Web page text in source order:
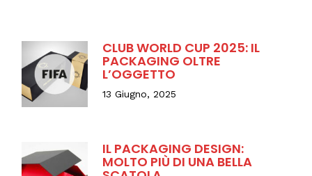
CLUB WORLD CUP 2025: IL
PACKAGING OLTRE
L’OGGETTO
13 Giugno, 2025
IL PACKAGING DESIGN:
MOLTO PIÙ DI UNA BELLA